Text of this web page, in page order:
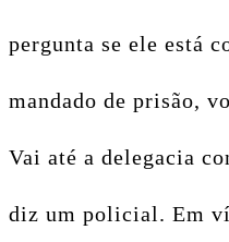
pergunta se ele está
mandado de prisão,
Vai até a delegacia
diz um policial. Em